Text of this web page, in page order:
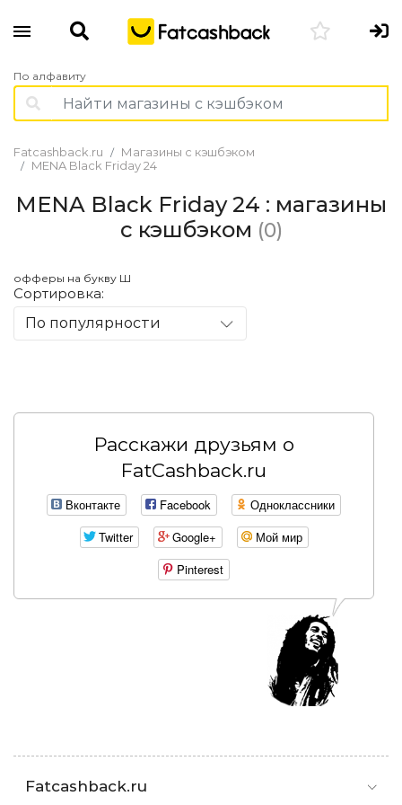
По алфавиту
Fatcashback.ru
Магазины с кэшбэком
MENA Black Friday 24
MENA Black Friday 24 : магазины
с кэшбэком (0)
офферы на букву Ш
Сортировка:
По популярности
Расскажи друзьям о
FatCashback.ru
Вконтакте Facebook
Одноклассники
Twitter
Google+
Мой мир
Pinterest
Fatcashback.ru